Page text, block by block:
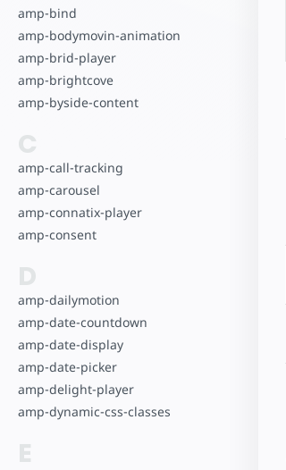
amp-bind
amp-bodymovin-animation
amp-brid-player
amp-brightcove
amp-byside-content
C
amp-call-tracking
amp-carousel
amp-connatix-player
amp-consent
D
amp-dailymotion
amp-date-countdown
amp-date-display
amp-date-picker
amp-delight-player
amp-dynamic-css-classes
E